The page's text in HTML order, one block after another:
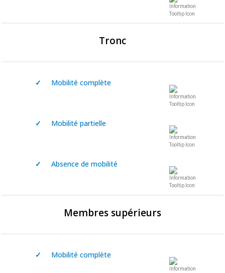
Tronc
✓ Mobilité complète
✓ Mobilité partielle
✓ Absence de mobilité
Membres supérieurs
✓ Mobilité complète